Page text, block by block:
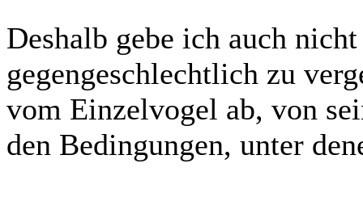
Deshalb gebe ich auch
gegengeschlechtlich zu
vom Einzelvogel ab, von
den Bedingungen, unter